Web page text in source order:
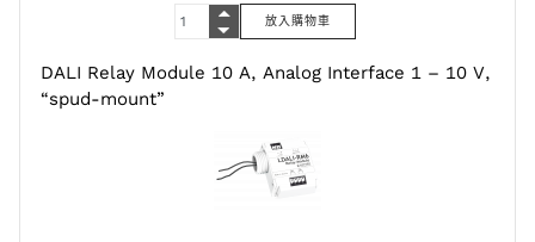
DALI Relay Module 10 A, Analog Interface 1 – 10 V,
“spud-mount”